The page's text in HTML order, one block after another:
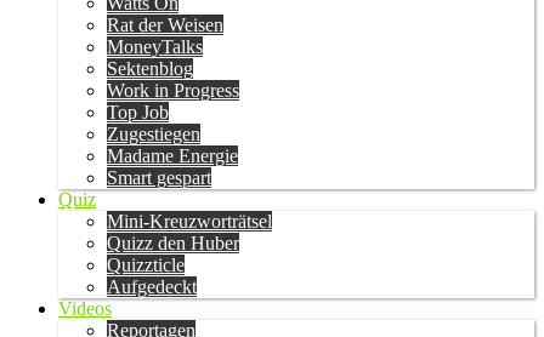
Rat der Weisen
MoneyTalks
Sektenblog
Work in Progress
Top Job
Zugestiegen
Madame Energie
Smart gespart
Quiz
Mini-Kreuzworträtsel
Quizz den Huber
Quizzticle
Aufgedeckt
Videos
Reportagen